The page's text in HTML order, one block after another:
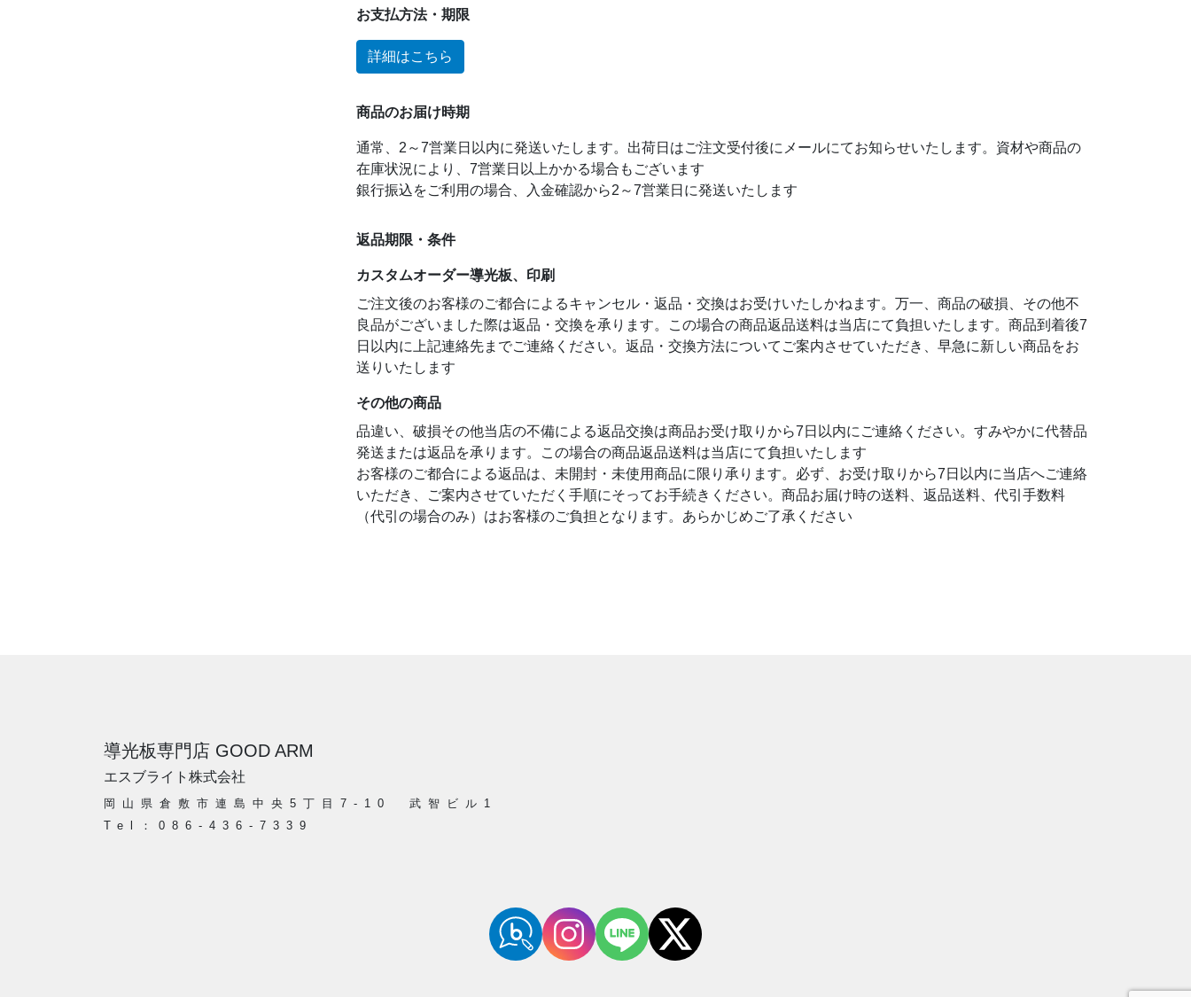
お支払方法・期限
詳細はこちら
商品のお届け時期
通常、2～7営業日以内に発送いたします。出荷日はご注文受付後にメールにてお知らせいたします。資材や商品の
在庫状況により、7営業日以上かかる場合もございます
銀行振込をご利用の場合、入金確認から2～7営業日に発送いたします
返品期限・条件
カスタムオーダー導光板、印刷
ご注文後のお客様のご都合によるキャンセル・返品・交換はお受けいたしかねます。万一、商品の破損、その他不
良品がございました際は返品・交換を承ります。この場合の商品返品送料は当店にて負担いたします。商品到着後7
日以内に上記連絡先までご連絡ください。返品・交換方法についてご案内させていただき、早急に新しい商品をお
送りいたします
その他の商品
品違い、破損その他当店の不備による返品交換は商品お受け取りから7日以内にご連絡ください。すみやかに代替品
発送または返品を承ります。この場合の商品返品送料は当店にて負担いたします
お客様のご都合による返品は、未開封・未使用商品に限り承ります。必ず、お受け取りから7日以内に当店へご連絡
いただき、ご案内させていただく手順にそってお手続きください。商品お届け時の送料、返品送料、代引手数料
（代引の場合のみ）はお客様のご負担となります。あらかじめご了承ください
導光板専門店 GOOD ARM
エスブライト株式会社
岡山県倉敷市連島中央5丁目7-10 武智ビル1
Tel：086-436-7339